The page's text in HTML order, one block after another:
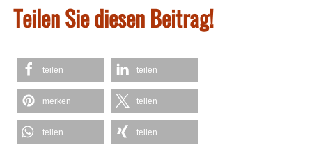
Teilen Sie diesen Beitrag!
teilen teilen
merken teilen
teilen teilen